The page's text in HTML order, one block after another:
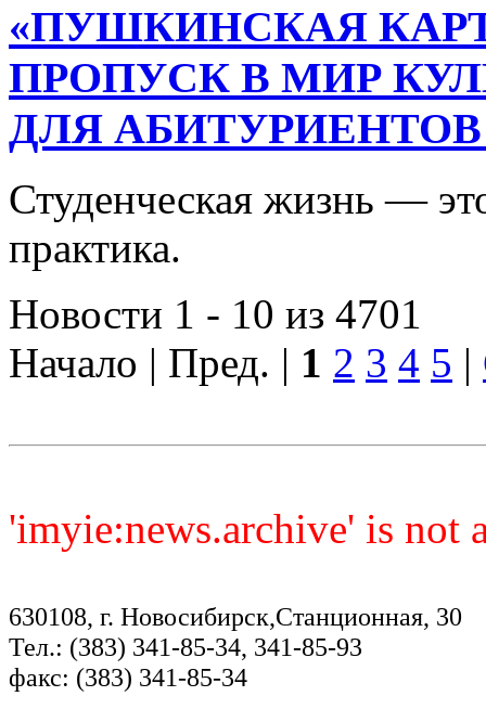
«ПУШКИНСКАЯ
ПРОПУСК В МИР
ДЛЯ
Студенческая жизнь —
практика.
Новости 1 - 10 из 4701
Начало | Пред. | 1 2 3 4 5 |
'imyie:news.archive' is not
630108, г. Новосибирск,Станционная, 30
Тел.: (383) 341-85-34, 341-85-93
факс: (383) 341-85-34